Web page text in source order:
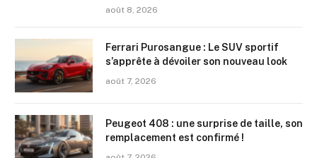
août 8, 2026
Ferrari Purosangue : Le SUV sportif
s’apprête à dévoiler son nouveau look
août 7, 2026
Peugeot 408 : une surprise de taille, son
remplacement est confirmé !